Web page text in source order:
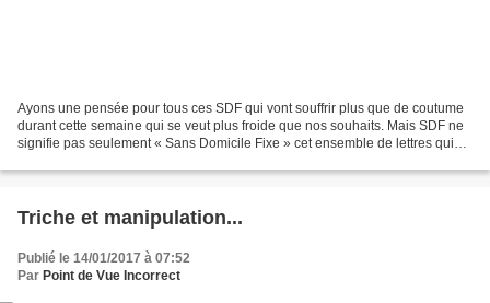
Ayons une pensée pour tous ces SDF qui vont souffrir plus que de coutume
durant cette semaine qui se veut plus froide que nos souhaits. Mais SDF ne
signifie pas seulement « Sans Domicile Fixe » cet ensemble de lettres qui
Triche et manipulation...
Publié le 14/01/2017 à 07:52
Par Point de Vue Incorrect